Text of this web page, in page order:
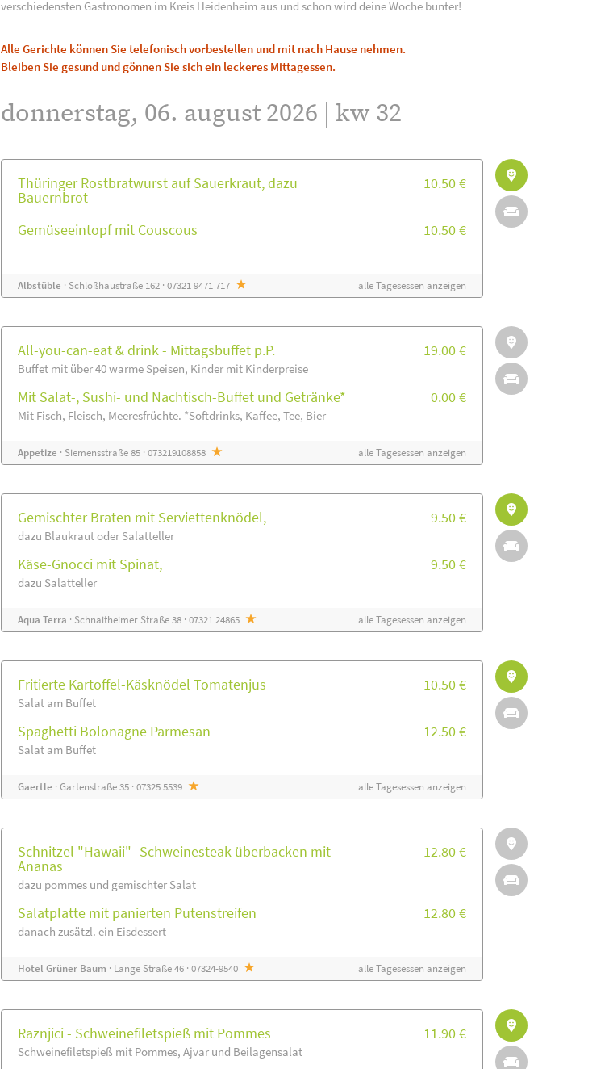
verschiedensten Gastronomen im Kreis Heidenheim aus und schon wird deine Woche bunter!
Alle Gerichte können Sie telefonisch vorbestellen und mit nach Hause nehmen.
Bleiben Sie gesund und gönnen Sie sich ein leckeres Mittagessen.
donnerstag, 06. august 2026 | kw 32
Thüringer Rostbratwurst auf Sauerkraut, dazu
Bauernbrot
10.50 €
Gemüseeintopf mit Couscous 10.50 €
Albstüble · Schloßhaustraße 162 · 07321 9471 717 alle Tagesessen anzeigen
All-you-can-eat & drink - Mittagsbuffet p.P.
Buffet mit über 40 warme Speisen, Kinder mit Kinderpreise
19.00 €
Mit Salat-, Sushi- und Nachtisch-Buffet und Getränke*
Mit Fisch, Fleisch, Meeresfrüchte. *Softdrinks, Kaffee, Tee, Bier
0.00 €
Appetize · Siemensstraße 85 · 073219108858 alle Tagesessen anzeigen
Gemischter Braten mit Serviettenknödel,
dazu Blaukraut oder Salatteller
9.50 €
Käse-Gnocci mit Spinat,
dazu Salatteller
9.50 €
Aqua Terra · Schnaitheimer Straße 38 · 07321 24865 alle Tagesessen anzeigen
Fritierte Kartoffel-Käsknödel Tomatenjus
Salat am Buffet
10.50 €
Spaghetti Bolonagne Parmesan
Salat am Buffet
12.50 €
Gaertle · Gartenstraße 35 · 07325 5539 alle Tagesessen anzeigen
Schnitzel "Hawaii"- Schweinesteak überbacken mit
Ananas
dazu pommes und gemischter Salat
12.80 €
Salatplatte mit panierten Putenstreifen
danach zusätzl. ein Eisdessert
12.80 €
Hotel Grüner Baum · Lange Straße 46 · 07324-9540 alle Tagesessen anzeigen
Raznjici - Schweinefiletspieß mit Pommes
Schweinefiletspieß mit Pommes, Ajvar und Beilagensalat
11.90 €